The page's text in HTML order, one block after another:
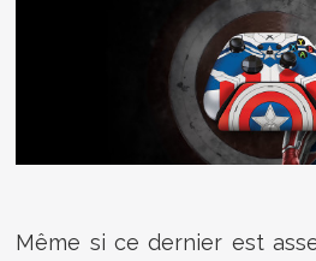
Même si ce dernier est